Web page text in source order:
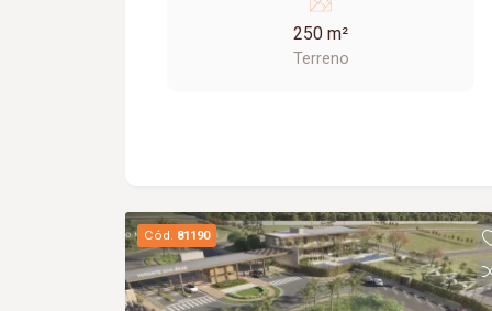
multifamiliares (área externa). Lazer
completo com: Clube do Bosque;
Academia equipada; Quadras de beach
Espaço delivery.
250 m²
Terreno
Cód. 81190